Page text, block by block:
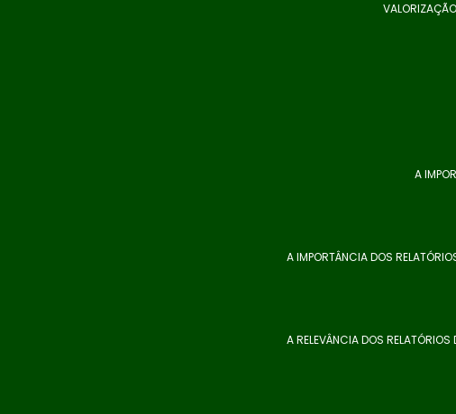
A
A IMPORTÂNCIA DOS
A RELEVÂNCIA DOS